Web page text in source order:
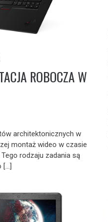
ROBOCZA W
architektonicznych w
montaż wideo w czasie
rodzaju zadania są
[…]